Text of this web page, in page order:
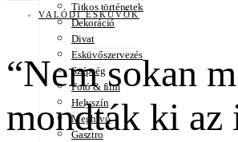
Titkos történetek
Dekoráció
Divat
Esküvőszervezés
Szépség
Fotó & film
Helyszín
Meghívó
Gasztro
VALÓDI ESKÜVŐK
“Nem sokan
mondták ki az